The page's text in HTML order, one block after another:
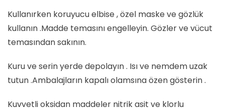
Kullanırken koruyucu elbise , özel maske ve gözlük
kullanın .Madde temasını engelleyin. Gözler ve vücut
temasından sakının.
Kuru ve serin yerde depolayın . Isı ve nemdem uzak
tutun .Ambalajların kapalı olamsına özen gösterin .
Kuvvetli oksidan maddeler nitrik asit ve klorlu